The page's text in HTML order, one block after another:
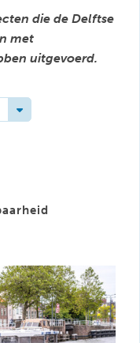
die de Delftse
met
uitgevoerd.
Toggle Dropdown